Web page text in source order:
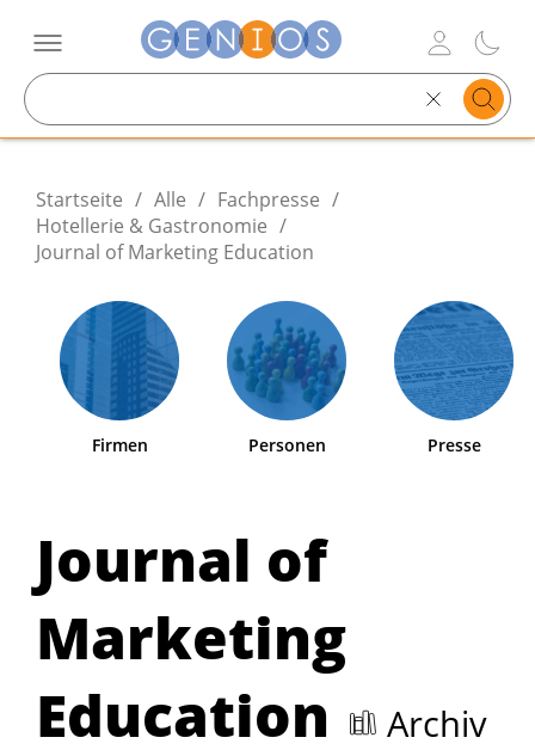
text
Startseite / Alle / Fachpresse /
Hotellerie & Gastronomie /
Journal of Marketing Education
Firmen Personen Presse
Journal of
Marketing
Education
Archiv